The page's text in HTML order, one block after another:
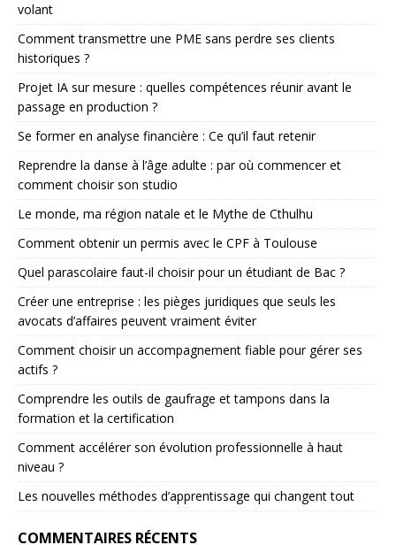
volant
Comment transmettre une PME sans perdre ses clients
historiques ?
Projet IA sur mesure : quelles compétences réunir avant le
passage en production ?
Se former en analyse financière : Ce qu’il faut retenir
Reprendre la danse à l’âge adulte : par où commencer et
comment choisir son studio
Le monde, ma région natale et le Mythe de Cthulhu
Comment obtenir un permis avec le CPF à Toulouse
Quel parascolaire faut-il choisir pour un étudiant de Bac ?
Créer une entreprise : les pièges juridiques que seuls les
avocats d’affaires peuvent vraiment éviter
Comment choisir un accompagnement fiable pour gérer ses
actifs ?
Comprendre les outils de gaufrage et tampons dans la
formation et la certification
Comment accélérer son évolution professionnelle à haut
niveau ?
Les nouvelles méthodes d’apprentissage qui changent tout
COMMENTAIRES RÉCENTS